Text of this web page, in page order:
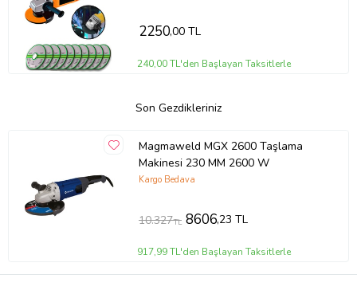
2250,00 TL
240,00 TL'den Başlayan Taksitlerle
Son Gezdikleriniz
Magmaweld MGX 2600 Taşlama
Makinesi 230 MM 2600 W
Kargo Bedava
10.327TL 8606,23 TL
917,99 TL'den Başlayan Taksitlerle